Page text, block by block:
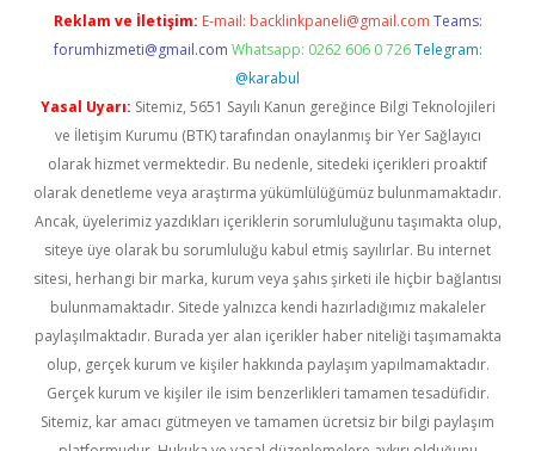
Reklam ve İletişim: E-mail: backlinkpaneli@gmail.com Teams:
forumhizmeti@gmail.com Whatsapp: 0262 606 0 726 Telegram:
@karabul
Yasal Uyarı: Sitemiz, 5651 Sayılı Kanun gereğince Bilgi Teknolojileri
ve İletişim Kurumu (BTK) tarafından onaylanmış bir Yer Sağlayıcı
olarak hizmet vermektedir. Bu nedenle, sitedeki içerikleri proaktif
olarak denetleme veya araştırma yükümlülüğümüz bulunmamaktadır.
Ancak, üyelerimiz yazdıkları içeriklerin sorumluluğunu taşımakta olup,
siteye üye olarak bu sorumluluğu kabul etmiş sayılırlar. Bu internet
sitesi, herhangi bir marka, kurum veya şahıs şirketi ile hiçbir bağlantısı
bulunmamaktadır. Sitede yalnızca kendi hazırladığımız makaleler
paylaşılmaktadır. Burada yer alan içerikler haber niteliği taşımamakta
olup, gerçek kurum ve kişiler hakkında paylaşım yapılmamaktadır.
Gerçek kurum ve kişiler ile isim benzerlikleri tamamen tesadüfidir.
Sitemiz, kar amacı gütmeyen ve tamamen ücretsiz bir bilgi paylaşım